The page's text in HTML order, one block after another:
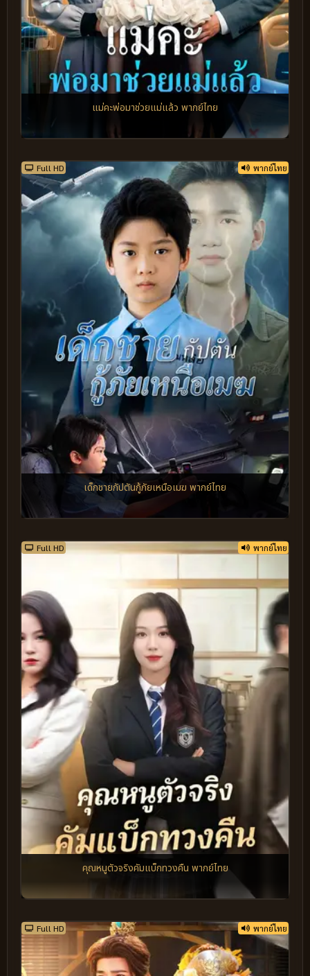
แม่คะพ่อมาช่วยแม่แล้ว พากย์ไทย
Full HD พากย์ไทย
เด็กชายกัปตันกู้ภัยเหนือเมฆ พากย์ไทย
Full HD พากย์ไทย
คุณหนูตัวจริงคัมแบ็กทวงคืน พากย์ไทย
Full HD พากย์ไทย